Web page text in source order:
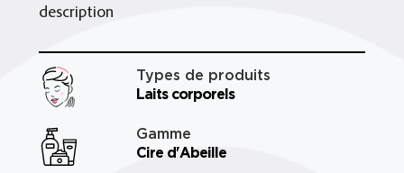
description
Types de produits
Laits corporels
Gamme
Cire d'Abeille